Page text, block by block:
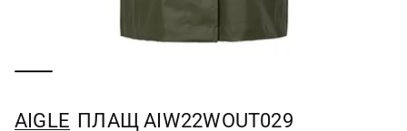
AIGLE ПЛАЩ AIW22WOUT029